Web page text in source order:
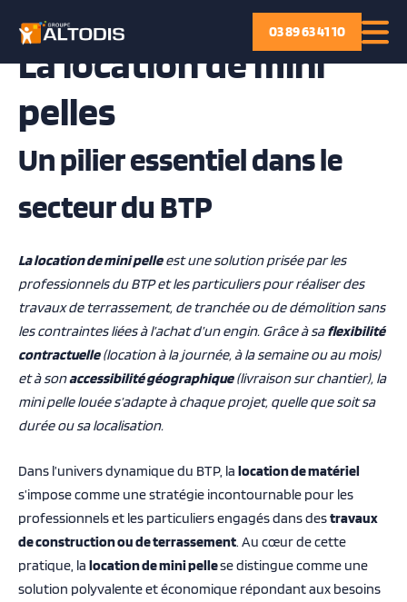
03 89 63 41 10
P
a
s
e
a
c
n
t
e
n
u
La location de mini
pelles
Un pilier essentiel dans le
secteur du BTP
La location de mini pelleest une solution prisée par les
professionnels du BTP et les particuliers pour réaliser des
travaux de terrassement, de tranchée ou de démolition sans
les contraintes liées à l’achat d’un engin. Grâce à saflexibilité
contractuelle(location à la journée, à la semaine ou au mois)
et à sonaccessibilité géographique(livraison sur chantier), la
mini pelle louée s’adapte à chaque projet, quelle que soit sa
durée ou sa localisation.
Dans l’univers dynamique du BTP, la location de matériel
s’impose comme une stratégie incontournable pour les
professionnels et les particuliers engagés dans destravaux
de construction ou de terrassement. Au cœur de cette
pratique, la location de mini pellese distingue comme une
solution polyvalente et économique répondant aux besoins